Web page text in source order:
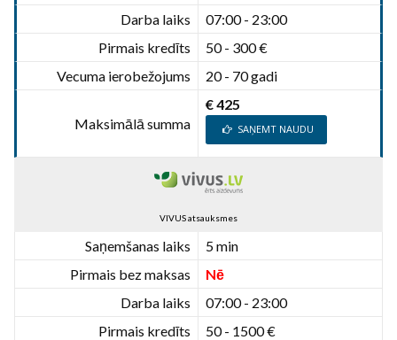
Darba laiks
07:00 - 23:00
Pirmais kredīts
50 - 300 €
Vecuma ierobežojums
20 - 70 gadi
Maksimālā summa
€ 425
SAŅEMT NAUDU
VIVUS atsauksmes
Saņemšanas laiks
5 min
Pirmais bez maksas
Nē
Darba laiks
07:00 - 23:00
Pirmais kredīts
50 - 1500 €